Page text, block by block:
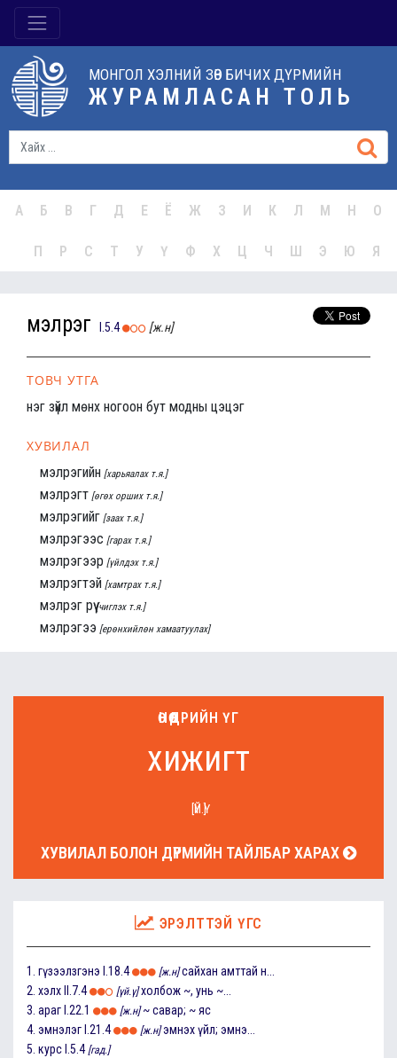
МОНГОЛ ХЭЛНИЙ ЗӨВ БИЧИХ ДҮРМИЙН
ЖУРАМЛАСАН ТОЛЬ
А Б В Г Д Е Ё Ж З И К Л М Н О
П Р С Т У Ү Ф Х Ц Ч Ш Э Ю Я
мэлрэг I.5.4 [ж.н]
ТОВЧ УТГА
нэг зүйл мөнх ногоон бут модны цэцэг
ХУВИЛАЛ
мэлрэгийн [харьяалах т.я.]
мэлрэгт [өгөх орших т.я.]
мэлрэгийг [заах т.я.]
мэлрэгээс [гарах т.я.]
мэлрэгээр [үйлдэх т.я.]
мэлрэгтэй [хамтрах т.я.]
мэлрэг рүү [чиглэх т.я.]
мэлрэгээ [ерөнхийлөн хамаатуулах]
ӨНӨӨДРИЙН ҮГ
хижигт
[ҮЙ.Ү]
ХУВИЛАЛ БОЛОН ДҮРМИЙН ТАЙЛБАР ХАРАХ
ЭРЭЛТТЭЙ ҮГС
1. гүзээлзгэнэ I.18.4 [ж.н] сайхан амттай н...
2. хэлх II.7.4 [үй.ү] холбож ~, унь ~...
3. араг I.22.1 [ж.н] ~ савар; ~ яс
4. эмнэлэг I.21.4 [ж.н] эмнэх үйл; эмнэ...
5. курс I.5.4 [гад.]